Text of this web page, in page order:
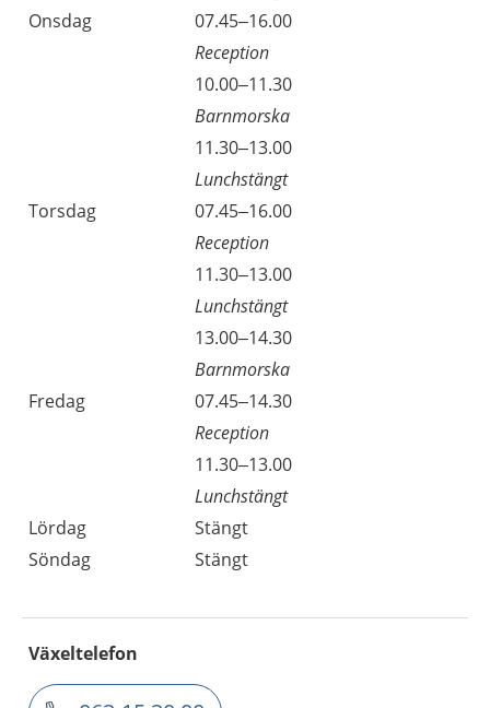
Onsdag
07.45–16.00
Reception
10.00–11.30
Barnmorska
11.30–13.00
Lunchstängt
Torsdag
07.45–16.00
Reception
11.30–13.00
Lunchstängt
13.00–14.30
Barnmorska
Fredag
07.45–14.30
Reception
11.30–13.00
Lunchstängt
Lördag
Stängt
Söndag
Stängt
Växeltelefon